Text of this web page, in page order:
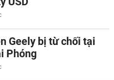
Geely bị từ chối tại
Phóng